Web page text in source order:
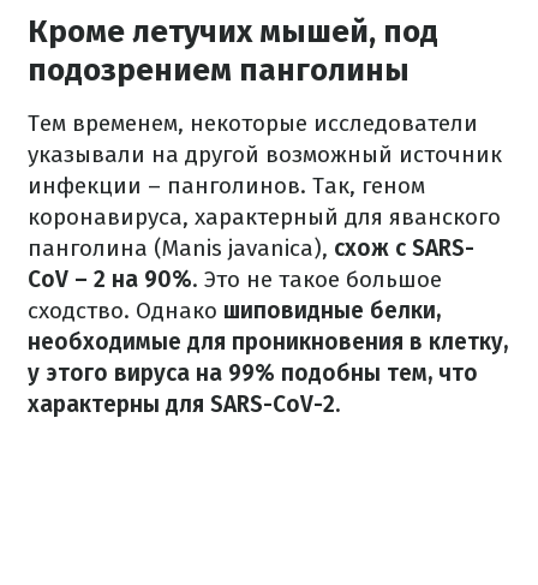
Кроме летучих мышей, под
подозрением панголины
Тем временем, некоторые исследователи
указывали на другой возможный источник
инфекции – панголинов. Так, геном
коронавируса, характерный для яванского
панголина (Manis javanica), схож с SARS-
CoV – 2 на 90%. Это не такое большое
сходство. Однако шиповидные белки,
необходимые для проникновения в клетку,
у этого вируса на 99% подобны тем, что
характерны для SARS-CoV-2.